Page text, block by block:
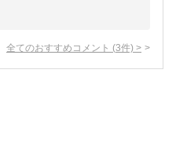
全てのおすすめコメント (3件) >